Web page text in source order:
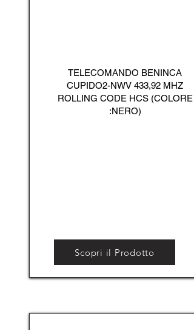
TELECOMANDO BENINCA
CUPIDO2-NWV 433,92 MHZ
ROLLING CODE HCS (COLORE
:NERO)
Scopri il Prodotto